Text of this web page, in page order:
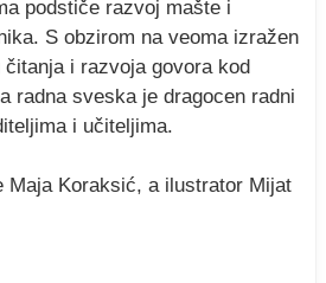
podstiče razvoj mašte i
S obzirom na veoma izražen
čitanja i razvoja govora kod
radna sveska je dragocen radni
i učiteljima.
Maja Koraksić, a ilustrator Mijat